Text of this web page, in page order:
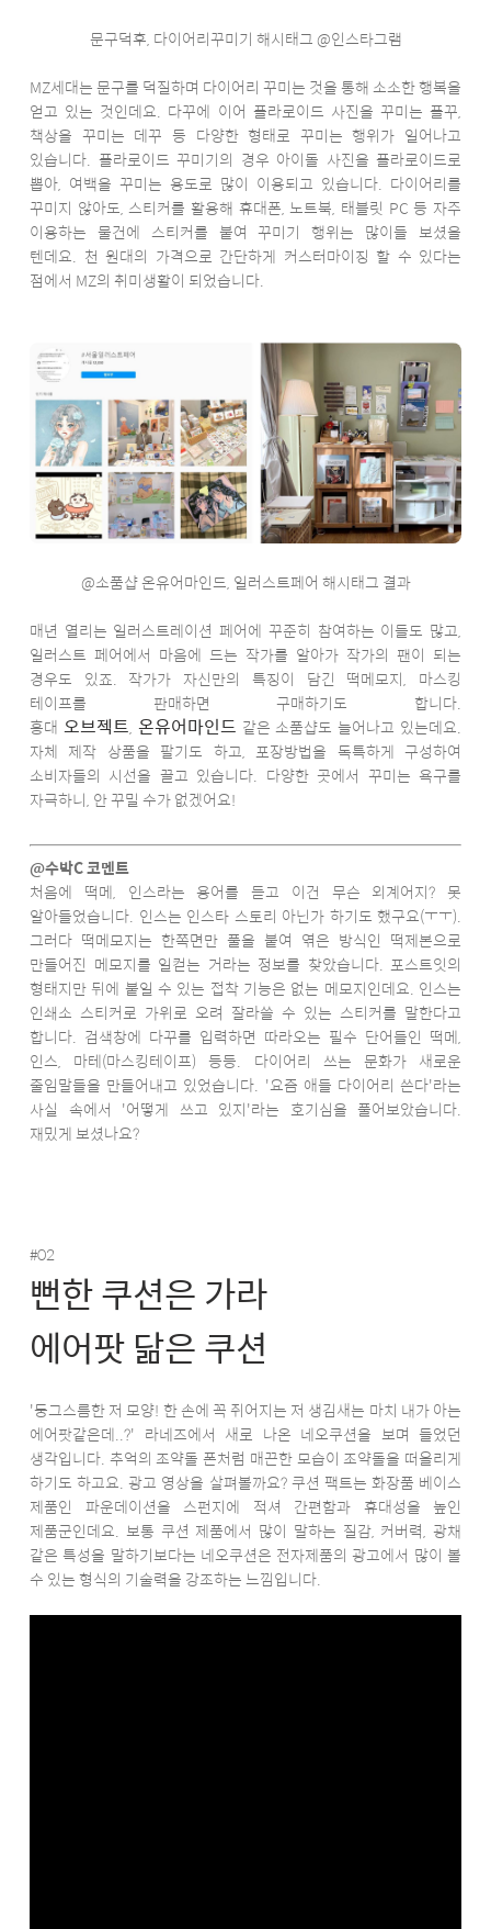
문구덕후, 다이어리꾸미기 해시태그 @인스타그램
MZ세대는 문구를 덕질하며 다이어리 꾸미는 것을 통해 소소한 행복을
얻고 있는 것인데요. 다꾸에 이어 폴라로이드 사진을 꾸미는 폴꾸,
책상을 꾸미는 데꾸 등 다양한 형태로 꾸미는 행위가 일어나고
있습니다. 폴라로이드 꾸미기의 경우 아이돌 사진을 폴라로이드로
뽑아, 여백을 꾸미는 용도로 많이 이용되고 있습니다. 다이어리를
꾸미지 않아도, 스티커를 활용해 휴대폰, 노트북, 태블릿 PC 등 자주
이용하는 물건에 스티커를 붙여 꾸미기 행위는 많이들 보셨을
텐데요. 천 원대의 가격으로 간단하게 커스터마이징 할 수 있다는
점에서 MZ의 취미생활이 되었습니다.
@소품샵 온유어마인드, 일러스트페어 해시태그 결과
매년 열리는 일러스트레이션 페어에 꾸준히 참여하는 이들도 많고,
일러스트 페어에서 마음에 드는 작가를 알아가 작가의 팬이 되는
경우도 있죠. 작가가 자신만의 특징이 담긴 떡메모지, 마스킹
테이프를 판매하면 구매하기도 합니다.
홍대 오브젝트, 온유어마인드 같은 소품샵도 늘어나고 있는데요.
자체 제작 상품을 팔기도 하고, 포장방법을 독특하게 구성하여
소비자들의 시선을 끌고 있습니다. 다양한 곳에서 꾸미는 욕구를
자극하니, 안 꾸밀 수가 없겠어요!
@수박C 코멘트
처음에 떡메, 인스라는 용어를 듣고 이건 무슨 외계어지? 못
알아들었습니다. 인스는 인스타 스토리 아닌가 하기도 했구요(ㅜㅜ).
그러다 떡메모지는 한쪽면만 풀을 붙여 엮은 방식인 떡제본으로
만들어진 메모지를 일컫는 거라는 정보를 찾았습니다. 포스트잇의
형태지만 뒤에 붙일 수 있는 접착 기능은 없는 메모지인데요. 인스는
인쇄소 스티커로 가위로 오려 잘라쓸 수 있는 스티커를 말한다고
합니다. 검색창에 다꾸를 입력하면 따라오는 필수 단어들인 떡메,
인스, 마테(마스킹테이프) 등등. 다이어리 쓰는 문화가 새로운
줄임말들을 만들어내고 있었습니다. '요즘 애들 다이어리 쓴다'라는
사실 속에서 '어떻게 쓰고 있지'라는 호기심을 풀어보았습니다.
재밌게 보셨나요?
#02
뻔한 쿠션은 가라
에어팟 닮은 쿠션
'둥그스름한 저 모양! 한 손에 꼭 쥐어지는 저 생김새는 마치 내가 아는
에어팟같은데..?' 라네즈에서 새로 나온 네오쿠션을 보며 들었던
생각입니다. 추억의 조약돌 폰처럼 매끈한 모습이 조약돌을 떠올리게
하기도 하고요. 광고 영상을 살펴볼까요? 쿠션 팩트는 화장품 베이스
제품인 파운데이션을 스펀지에 적셔 간편함과 휴대성을 높인
제품군인데요. 보통 쿠션 제품에서 많이 말하는 질감, 커버력, 광채
같은 특성을 말하기보다는 네오쿠션은 전자제품의 광고에서 많이 볼
수 있는 형식의 기술력을 강조하는 느낌입니다.